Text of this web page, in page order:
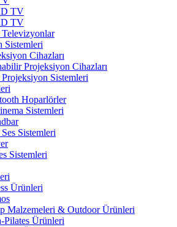
TV
TV
Sistemleri
Cihazları
Projeksiyon Cihazları
Sistemleri
Hoparlörler
Sistemleri
Sistemleri
Sistemleri
Ürünleri
Malzemeleri & Outdoor Ürünleri
Pilates Ürünleri